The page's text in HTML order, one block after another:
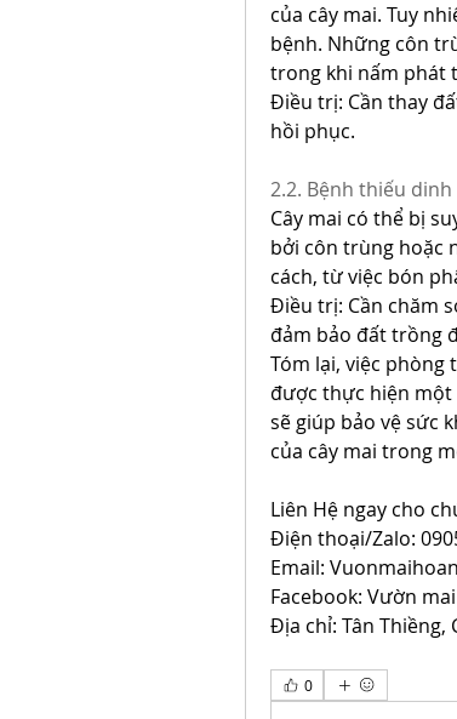
của cây mai. Tuy
bệnh. Những côn
trong khi nấm phát
Điều trị: Cần thay
hồi phục.
2.2. Bệnh thiếu
Cây mai có thể bị
bởi côn trùng hoặc
cách, từ việc bón
Điều trị: Cần chăm
đảm bảo đất trồng
Tóm lại, việc phòng
được thực hiện một
sẽ giúp bảo vệ sức
của cây mai trong
Liên Hệ ngay cho
Điện thoại/Zalo:
Email:
Facebook: Vườn
Địa chỉ: Tân Thiềng,
0